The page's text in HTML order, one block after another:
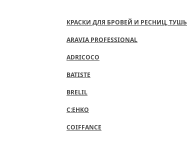
КРАСКИ ДЛЯ БРОВЕЙ И РЕСНИЦ, ТУШЬ
ARAVIA PROFESSIONAL
ADRICOCO
BATISTE
BRELIL
C:EHKO
COIFFANCE